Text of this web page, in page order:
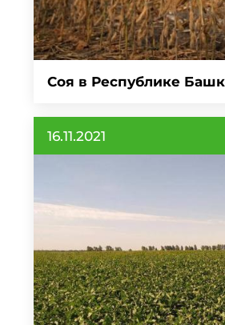
Соя в Республике
16.11.2021